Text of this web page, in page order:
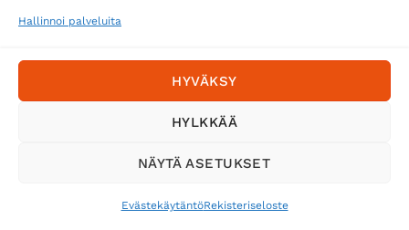
Hallinnoi palveluita
HYVÄKSY
HYLKKÄÄ
NÄYTÄ ASETUKSET
EvästekäytäntöRekisteriseloste
Matkahuolto
Tilaa uutiskirje ja saat erikoisalennuksia